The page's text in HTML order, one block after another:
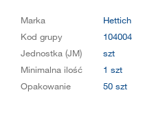
Marka
Hettich
Kod grupy
104004
Jednostka (JM)
szt
Minimalna ilość
1 szt
Opakowanie
50 szt